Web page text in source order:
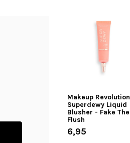
Makeup Revolution
Superdewy Liquid
Blusher - Fake The
Flush
6,95